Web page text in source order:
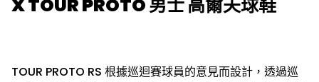
X TOUR PROTO 男士 高爾夫球鞋
TOUR PROTO RS 根據巡迴賽球員的意見而設計，透過巡